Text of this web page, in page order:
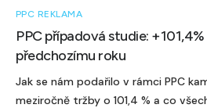
PPC REKLAMA
PPC případová studie:
předchozímu roku
Jak se nám podařilo v rámci PPC
meziročně tržby o 101,4 % a co